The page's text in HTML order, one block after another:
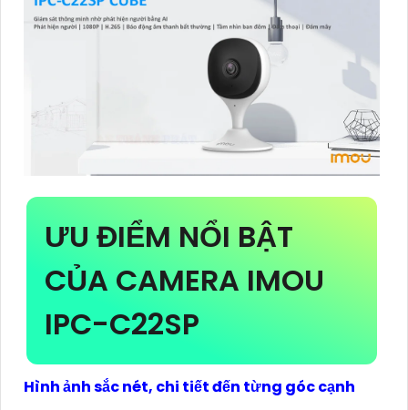
ƯU ĐIỂM NỔI BẬT
CỦA CAMERA IMOU
IPC-C22SP
Hình ảnh sắc nét, chi tiết đến từng góc cạnh